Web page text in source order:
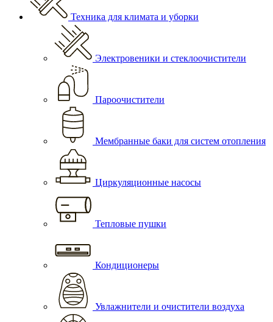
Техника для климата и уборки
Электровеники и стеклоочистители
Пароочистители
Мембранные баки для систем отопления
Циркуляционные насосы
Тепловые пушки
Кондиционеры
Увлажнители и очистители воздуха